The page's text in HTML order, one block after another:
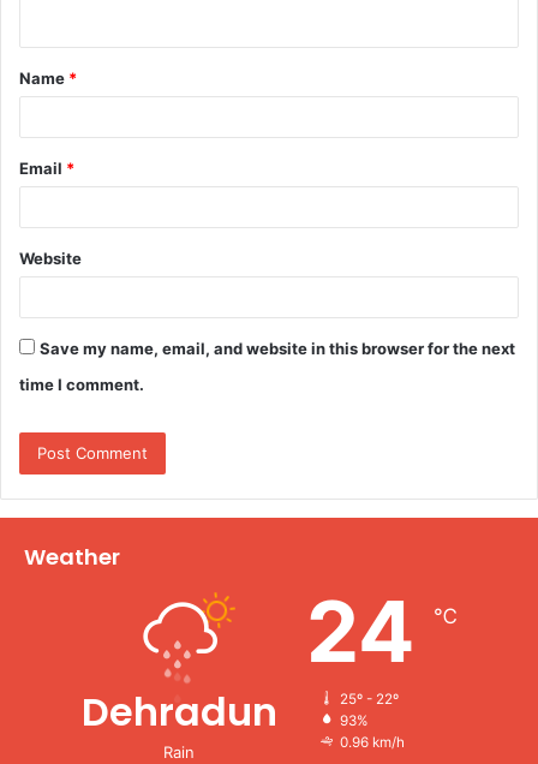
t
*
Name *
Email *
Website
Save my name, email, and website in this browser for the next
time I comment.
Weather
Dehradun
Rain
24 ℃
25º - 22º
93%
0.96 km/h